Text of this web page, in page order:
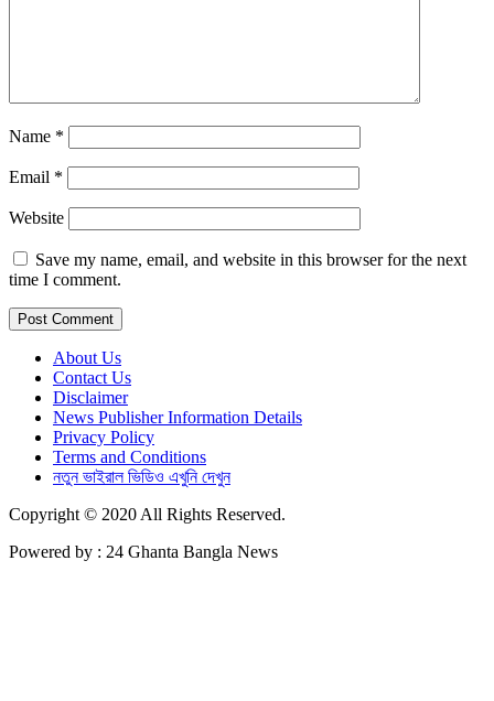
Name *
Email *
Website
Save my name, email, and website in this browser for the next
time I comment.
About Us
Contact Us
Disclaimer
News Publisher Information Details
Privacy Policy
Terms and Conditions
নতুন ভাইরাল ভিডিও এখুনি দেখুন
Copyright © 2020 All Rights Reserved.
Powered by : 24 Ghanta Bangla News